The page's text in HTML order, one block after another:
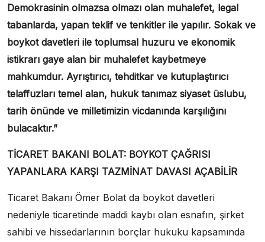
Demokrasinin olmazsa olmazı olan muhalefet, legal
tabanlarda, yapan teklif ve tenkitler ile yapılır. Sokak ve
boykot davetleri ile toplumsal huzuru ve ekonomik
istikrarı gaye alan bir muhalefet kaybetmeye
mahkumdur. Ayrıştırıcı, tehditkar ve kutuplaştırıcı
telaffuzları temel alan, hukuk tanımaz siyaset üslubu,
tarih önünde ve milletimizin vicdanında karşılığını
bulacaktır.”
TİCARET BAKANI BOLAT: BOYKOT ÇAĞRISI
YAPANLARA KARŞI TAZMİNAT DAVASI AÇABİLİR
Ticaret Bakanı Ömer Bolat da boykot davetleri
nedeniyle ticaretinde maddi kaybı olan esnafın, şirket
sahibi ve hissedarlarının borçlar hukuku kapsamında